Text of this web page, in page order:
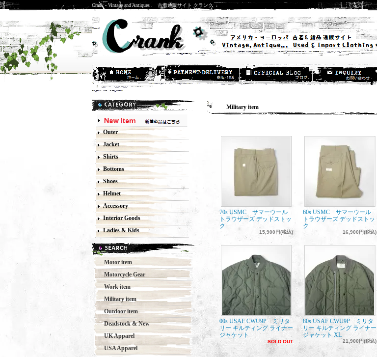
Crank - Vintage and Antiques . 古着通販サイト クランク
Outer
Jacket
Shirts
Bottoms
Shoes
Helmet
Accessory
Interior Goods
Ladies & Kids
Motor item
Motorcycle Gear
Work item
Military item
Outdoor item
Deadstock & New
UK Apparel
USA Apparel
Military item
70s USMC サマーウール
トラウザーズ デッドストッ
ク
15,900円(税込)
60s USMC サマーウール
トラウザーズ デッドストッ
ク
16,900円(税込)
00s USAF CWU9P ミリタ
リー キルティング ライナー
ジャケット
SOLD OUT
80s USAF CWU9P ミリタ
リー キルティング ライナー
ジャケット XL
21,900円(税込)